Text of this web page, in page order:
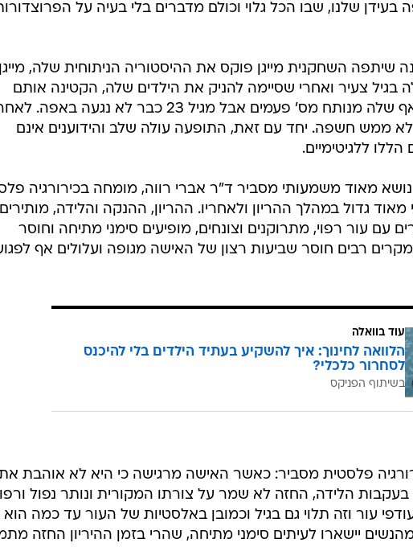
בעידן שלנו, שבו הכל גלוי וכולם מדברים בלי בעיה על
שיתפה השחקנית מייגן פוקס את ההיסטוריה הניתוחית שלה,
בגיל צעיר ואחרי שסיימה להניק את הילדים שלה, הקטינה אותם
מחדש, עוד שיתפה כי גם האף שלה מנותח מס' פעמים אבל מגיל 23 כבר לא נגעה
לא ממש חשפה. יחד עם זאת, התופעה עולה שלב והידוענים אינם
ללגיטימיים.
מאוד משמעותי מסביר ד"ר אברי רווה, מומחה בכירורגיה
מאוד גדול במהלך ההריון ולאחריו. ההריון, ההנקה והלידה, מותירים
עם עור רפוי, מתרוקנים וצונחים, מופיעים סימני מתיחה וחוסר
רבים חוסר שביעות רצון של האישה מגופה ועלולים אף
עוד בוואלה
הלוואה לחינוך: איך להשקיע בעתיד הילדים בלי להיכנס
לסחרור כלכלי?
בשיתוף הפניקס
פלסטית מסביר: כאשר האישה מרגישה כי היא לא אוהבת
הלידה, החזה לא שמר על צורתו המקורית ונותר נפול
עור וזה תלוי גם בגיל וכמובן באלסטיות של העור עד כמה הוא
יישארו לעיתים סימני מתיחה, שהרי בזמן ההיריון החזה